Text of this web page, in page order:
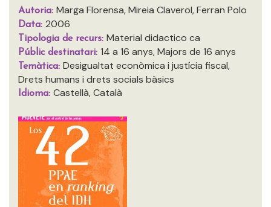
Autoria: Marga Florensa, Mireia Claverol, Ferran Polo
Data: 2006
Tipologia de recurs: Material didactico ca
Públic destinatari: 14 a 16 anys, Majors de 16 anys
Temàtica: Desigualtat econòmica i justícia fiscal,
Drets humans i drets socials bàsics
Idioma: Castellà, Català